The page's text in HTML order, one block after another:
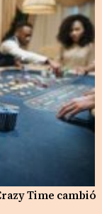
Time cambió